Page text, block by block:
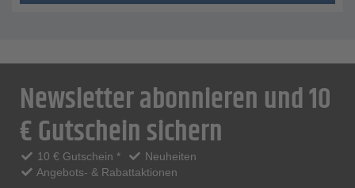
Newsletter abonnieren und 10
€ Gutschein sichern
10 € Gutschein *
Neuheiten
Angebots- & Rabattaktionen